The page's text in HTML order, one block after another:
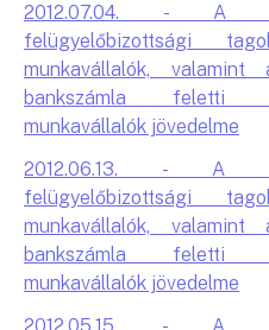
2012.07.04. - A
felügyelőbizottsági
munkavállalók,
bankszámla feletti
munkavállalók jövedelme
2012.06.13. - A
felügyelőbizottsági
munkavállalók,
bankszámla feletti
munkavállalók jövedelme